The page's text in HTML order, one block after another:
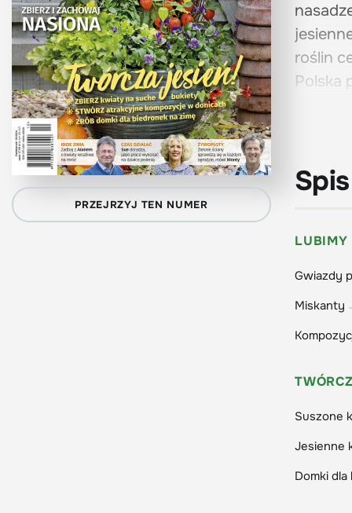
PRZEJRZYJ TEN NUMER
roślin
Polska
LUBIMY
Gwiazdy
Miskanty
Suszone
Jesienne
Domki